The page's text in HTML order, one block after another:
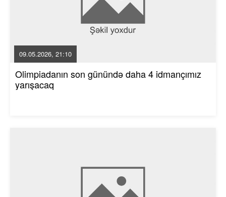
09.05.2026, 21:10
Olimpiadanın son günündə daha 4 idmançımız
yarışacaq